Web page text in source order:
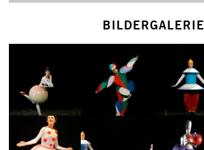
BILDERGALERIE